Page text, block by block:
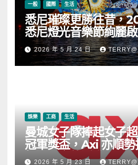
一般 國際 生活
悉尼璀璨更勝往昔，
悉尼燈光音樂節絢麗
2026 年 5 月 24 日
娛樂 工商 生活
曼城女子隊捧起女子
冠軍獎盃，Axi 亦順勢
根源」宣傳活動
2026 年 5 月 23 日